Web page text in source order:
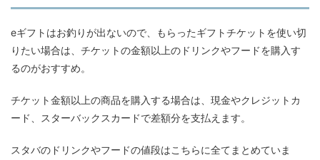
eギフトはお釣りが出ないので、もらったギフトチケットを使い切
りたい場合は、チケットの金額以上のドリンクやフードを購入す
るのがおすすめ。
チケット金額以上の商品を購入する場合は、現金やクレジットカ
ード、スターバックスカードで差額分を支払えます。
スタバのドリンクやフードの値段はこちらに全てまとめていま